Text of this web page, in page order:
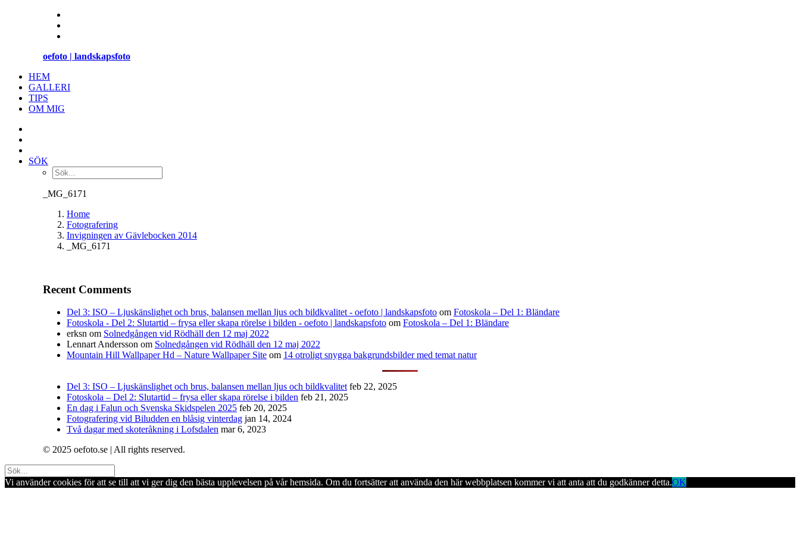
oefoto | landskapsfoto
HEM
GALLERI
TIPS
OM MIG
SÖK
_MG_6171
Home
Fotografering
Invigningen av Gävlebocken 2014
_MG_6171
Recent Comments
Del 3: ISO – Ljuskänslighet och brus, balansen mellan ljus och bildkvalitet - oefoto | landskapsfoto om Fotoskola – Del 1: Bländare
Fotoskola - Del 2: Slutartid – frysa eller skapa rörelse i bilden - oefoto | landskapsfoto om Fotoskola – Del 1: Bländare
erksn om Solnedgången vid Rödhäll den 12 maj 2022
Lennart Andersson om Solnedgången vid Rödhäll den 12 maj 2022
Mountain Hill Wallpaper Hd – Nature Wallpaper Site om 14 otroligt snygga bakgrundsbilder med temat natur
Del 3: ISO – Ljuskänslighet och brus, balansen mellan ljus och bildkvalitet feb 22, 2025
Fotoskola – Del 2: Slutartid – frysa eller skapa rörelse i bilden feb 21, 2025
En dag i Falun och Svenska Skidspelen 2025 feb 20, 2025
Fotografering vid Biludden en blåsig vinterdag jan 14, 2024
Två dagar med skoteråkning i Lofsdalen mar 6, 2023
© 2025 oefoto.se | All rights reserved.
Vi använder cookies för att se till att vi ger dig den bästa upplevelsen på vår hemsida. Om du fortsätter att använda den här webbplatsen kommer vi att anta att du godkänner detta.OK